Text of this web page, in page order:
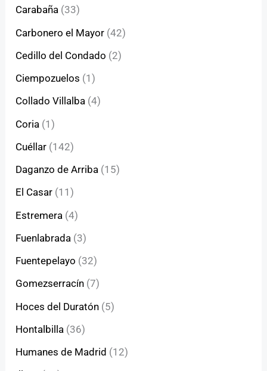
Carabaña (33)
Carbonero el Mayor (42)
Cedillo del Condado (2)
Ciempozuelos (1)
Collado Villalba (4)
Coria (1)
Cuéllar (142)
Daganzo de Arriba (15)
El Casar (11)
Estremera (4)
Fuenlabrada (3)
Fuentepelayo (32)
Gomezserracín (7)
Hoces del Duratón (5)
Hontalbilla (36)
Humanes de Madrid (12)